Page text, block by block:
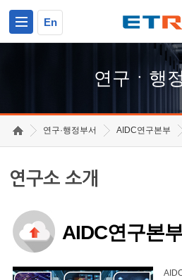
En
연구ㆍ행
연구·행정부서 AIDC연구본부
연구소 소개
AIDC연구본